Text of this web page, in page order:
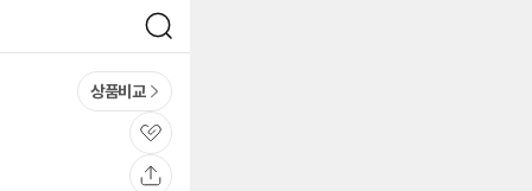
검
색
상품비교
관
심